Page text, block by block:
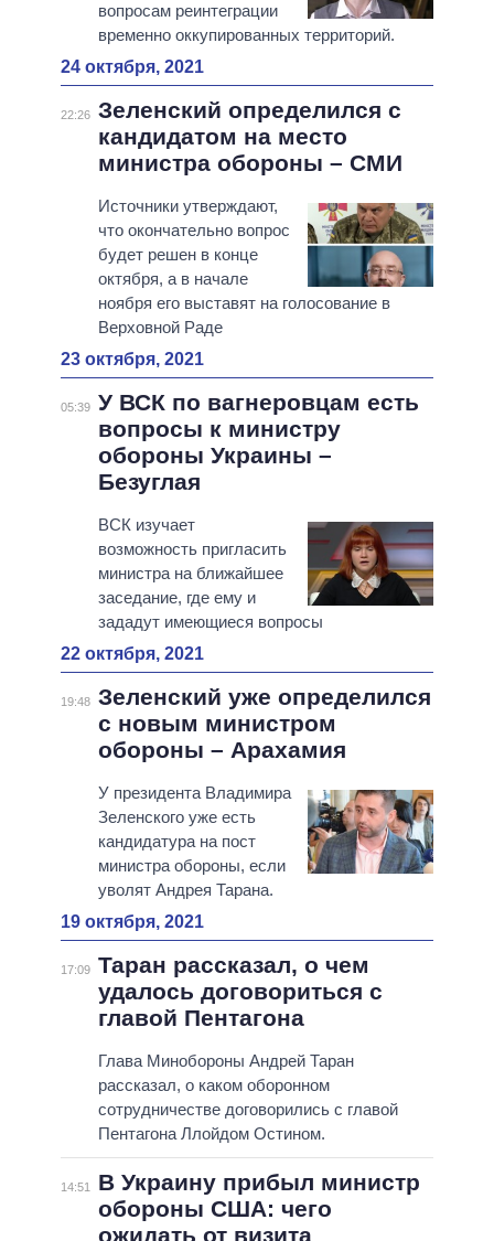
вопросам реинтеграции
временно оккупированных территорий.
24 октября, 2021
22:26 Зеленский определился с
кандидатом на место
министра обороны – СМИ
Источники утверждают,
что окончательно вопрос
будет решен в конце
октября, а в начале
ноября его выставят на голосование в
Верховной Раде
23 октября, 2021
05:39 У ВСК по вагнеровцам есть
вопросы к министру
обороны Украины –
Безуглая
ВСК изучает
возможность пригласить
министра на ближайшее
заседание, где ему и
зададут имеющиеся вопросы
22 октября, 2021
19:48 Зеленский уже определился
с новым министром
обороны – Арахамия
У президента Владимира
Зеленского уже есть
кандидатура на пост
министра обороны, если
уволят Андрея Тарана.
19 октября, 2021
17:09 Таран рассказал, о чем
удалось договориться с
главой Пентагона
Глава Минобороны Андрей Таран
рассказал, о каком оборонном
сотрудничестве договорились с главой
Пентагона Ллойдом Остином.
14:51
В Украину прибыл министр
обороны США: чего
ожидать от визита